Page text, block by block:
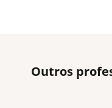
Outros